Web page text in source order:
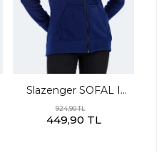
Slazenger SOFAL I
Kadın Fermuarlı
Kapüşonlu Cepli
924,90 TL
449,90 TL